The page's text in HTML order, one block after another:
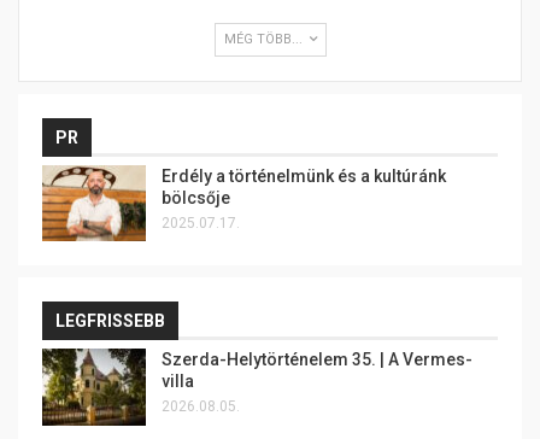
MÉG TÖBB...
PR
Erdély a történelmünk és a kultúránk
bölcsője
2025.07.17.
LEGFRISSEBB
Szerda-Helytörténelem 35. | A Vermes-
villa
2026.08.05.